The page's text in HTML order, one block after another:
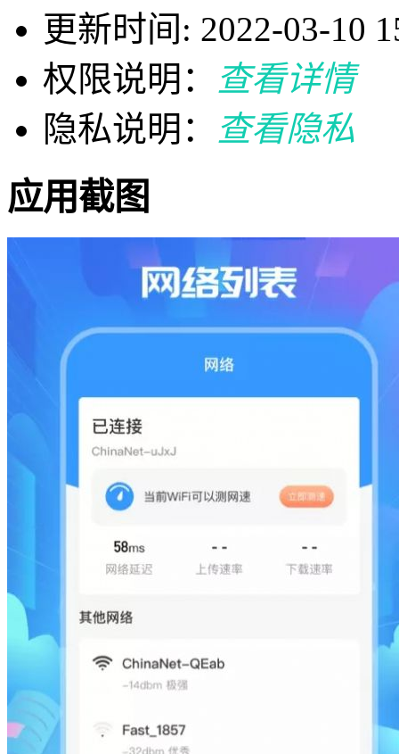
更新时间: 2022-03-10
权限说明：
查看详情
隐私说明：
查看隐私
应用截图